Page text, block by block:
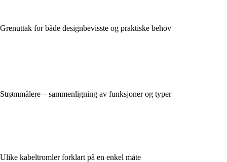
Grenuttak for både designbevisste og praktiske behov
Strømmålere – sammenligning av funksjoner og typer
Ulike kabeltromler forklart på en enkel måte